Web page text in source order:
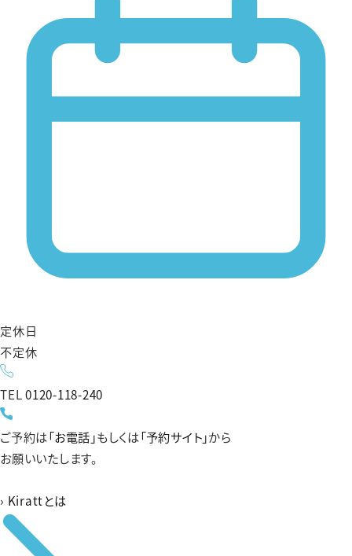
定休日
不定休
TEL0120-118-240
ご予約は「お電話」もしくは「予約サイト」から
お願いいたします。
› Kirattとは